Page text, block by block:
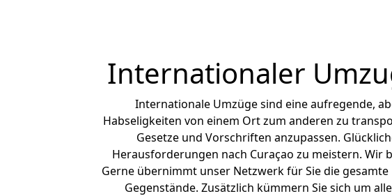
Internationaler
Internationale Umzüge sind eine aufregende,
Habseligkeiten von einem Ort zum anderen zu
Gesetze und Vorschriften anzupassen.
Herausforderungen nach Curaçao zu meistern. Wir
Gerne übernimmt unser Netzwerk für Sie die
Gegenstände. Zusätzlich kümmern Sie sich um